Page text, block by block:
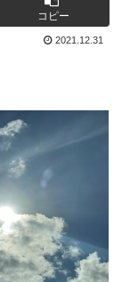
コピー
2021.12.31